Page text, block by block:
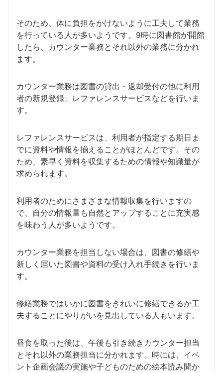
そのため、体に負担をかけないように工夫して業務
を行っている人が多いようです。9時に図書館が開館
したら、カウンター業務とそれ以外の業務に分かれ
ます。
カウンター業務は図書の貸出・返却受付の他に利用
者の新規登録、レファレンスサービスなどを行いま
す。
レファレンスサービスは、利用者が指定する期日ま
でに資料や情報を揃えることがほとんどです。その
ため、素早く資料を収集するための情報や知識量が
求められます。
利用者のためにさまざまな情報収集を行いますの
で、自分の情報量も自然とアップすることに充実感
を味わう人が多いようです。
カウンター業務を担当しない場合は、図書の修繕や
新しく届いた図書や資料の受け入れ手続きを行いま
す。
修繕業務ではいかに図書をきれいに修繕できるか工
夫することにやりがいを見出している人もいます。
昼食を取った後は、午後も引き続きカウンター担当
とそれ以外の業務担当に分かれます。時には、イベ
ント企画会議の実施や子どものための絵本読み聞か